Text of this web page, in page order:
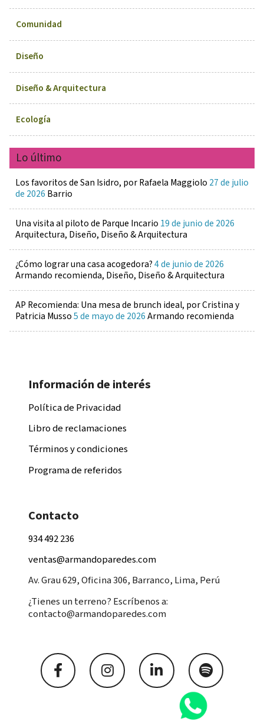
Comunidad
Diseño
Diseño & Arquitectura
Ecología
Lo último
Los favoritos de San Isidro, por Rafaela Maggiolo 27 de julio
de 2026 Barrio
Una visita al piloto de Parque Incario 19 de junio de 2026
Arquitectura, Diseño, Diseño & Arquitectura
¿Cómo lograr una casa acogedora?4 de junio de 2026
Armando recomienda, Diseño, Diseño & Arquitectura
AP Recomienda: Una mesa de brunch ideal, por Cristina y
Patricia Musso5 de mayo de 2026Armando recomienda
Información de interés
Política de Privacidad
Libro de reclamaciones
Términos y condiciones
Programa de referidos
Contacto
934 492 236
ventas@armandoparedes.com
Av. Grau 629, Oficina 306, Barranco, Lima, Perú
¿Tienes un terreno? Escríbenos a:
contacto@armandoparedes.com